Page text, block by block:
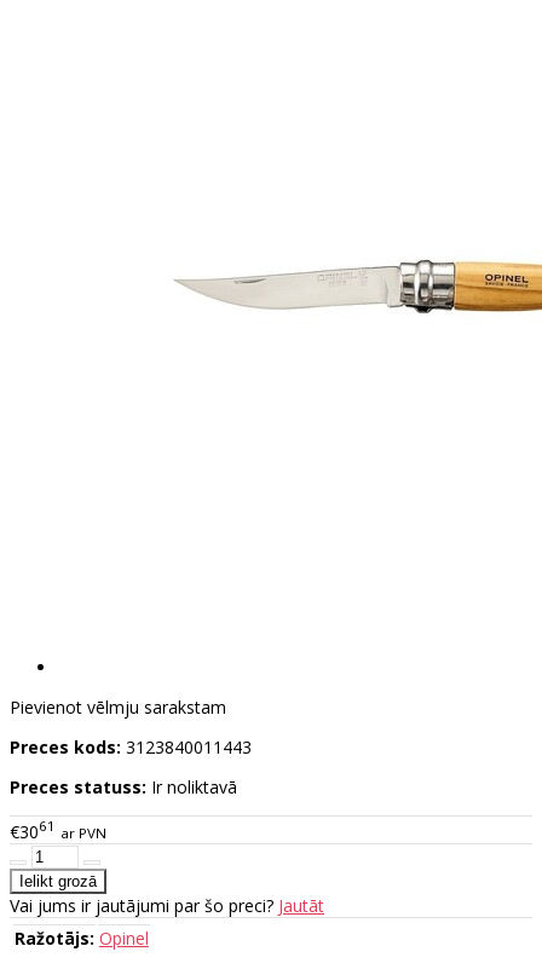
Pievienot vēlmju sarakstam
Preces kods: 3123840011443
Preces statuss: Ir noliktavā
€3061 ar PVN
Vai jums ir jautājumi par šo preci? Jautāt
Ražotājs: Opinel